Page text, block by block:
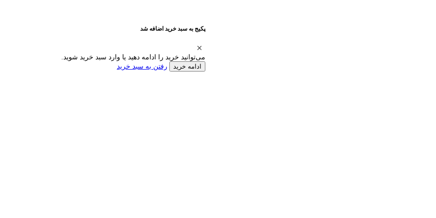
پکیج به سبد خرید اضافه شد
می‌توانید خرید را ادامه دهید یا وارد سبد خرید شوید.
ادامه خرید رفتن به سبد خرید